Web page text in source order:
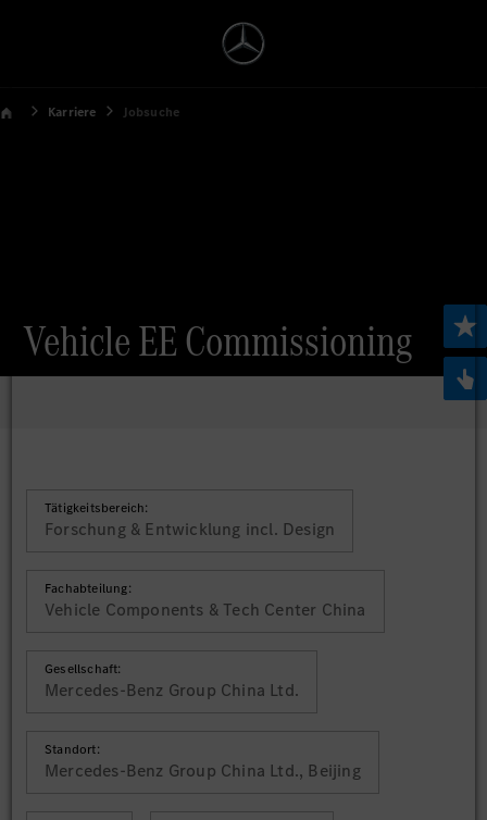
Karriere Jobsuche
Vehicle EE Commissioning
Tätigkeitsbereich:
Forschung & Entwicklung incl. Design
Fachabteilung:
Vehicle Components & Tech Center China
Gesellschaft:
Mercedes-Benz Group China Ltd.
Standort:
Mercedes-Benz Group China Ltd., Beijing